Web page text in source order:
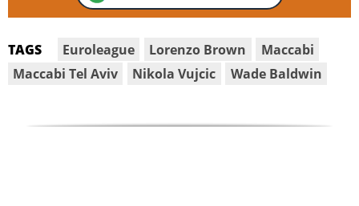
TAGS Euroleague Lorenzo Brown
Maccabi
Maccabi Tel Aviv
Nikola Vujcic Wade Baldwin